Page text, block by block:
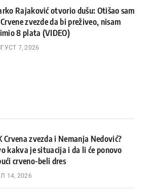
Rajaković otvorio dušu: Otišao sam
zvezde da bi preživeo, nisam
8 plata (VIDEO)
7, 2026
Crvena zvezda i Nemanja Nedović?
kakva je situacija i da li će ponovo
crveno-beli dres
14, 2026